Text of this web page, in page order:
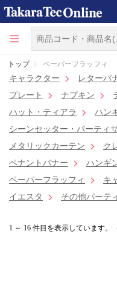
トップ ペーパーフラッフィ
キャラクター レターバ
プレート
ナプキン
ハット・ティアラ
ハン
シーンセッター・パーティ
メタリックカーテン
ク
ペナントバナー
ハンギ
ペーパーフラッフィ
キ
イエスタ
その他パーテ
1 ～ 16 件目を表示しています。